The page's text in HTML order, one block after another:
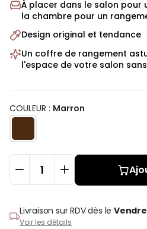
À placer dans le salon pour
la chambre pour un
Design original et tendance
Un coffre de rangement
l'espace de votre salon
COULEUR : Marron
Livraison sur RDVdès le
Voir les détails